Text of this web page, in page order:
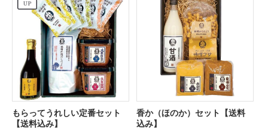
もらってうれしい定番セット
【送料込み】
香か（ほのか）セット【送料
込み】